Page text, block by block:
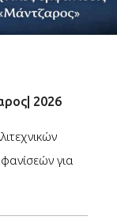
2026
για